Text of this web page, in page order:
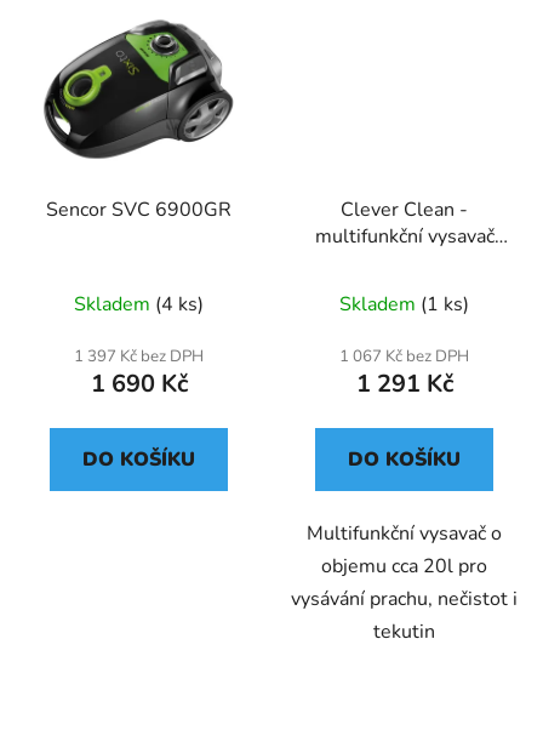
Sencor SVC 6900GR
Skladem (4 ks)
1 397 Kč bez DPH
1 690 Kč
DO KOŠÍKU
Clever Clean -
multifunkční vysavač
Skladem (1 ks)
1 067 Kč bez DPH
1 291 Kč
DO KOŠÍKU
Multifunkční vysavač o
objemu cca 20l pro
vysávání prachu, nečistot i
tekutin